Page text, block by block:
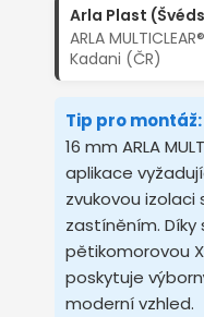
Arla Plast
ARLA
Kadani (ČR)
Tip pro montáž:
16 mm ARLA
aplikace
zvukovou izolaci
zastíněním.
pětikomorovou
poskytuje
moderní vzhled.